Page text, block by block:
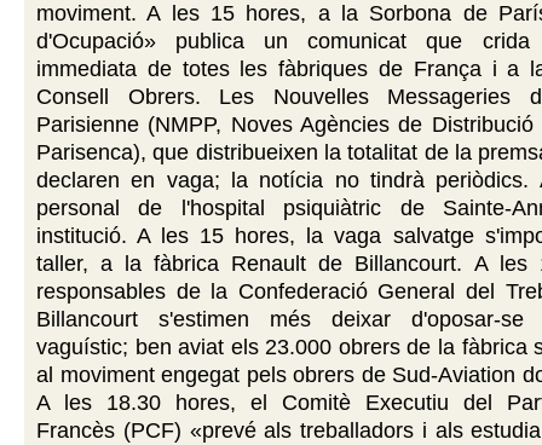
moviment. A les 15 hores, a la Sorbona de
d'Ocupació» publica un comunicat que
immediata de totes les fàbriques de França i a
Consell Obrers. Les Nouvelles Messageries
Parisienne (NMPP, Noves Agències de
Parisenca), que distribueixen la totalitat de la
declaren en vaga; la notícia no tindrà
personal de l'hospital psiquiàtric de Sainte-
institució. A les 15 hores, la vaga salvatge
taller, a la fàbrica Renault de Billancourt. A les
responsables de la Confederació General del
Billancourt s'estimen més deixar d'oposar-se
vaguístic; ben aviat els 23.000 obrers de la fàbrica
al moviment engegat pels obrers de Sud-Aviation
A les 18.30 hores, el Comitè Executiu del
Francès (PCF) «prevé als treballadors i als